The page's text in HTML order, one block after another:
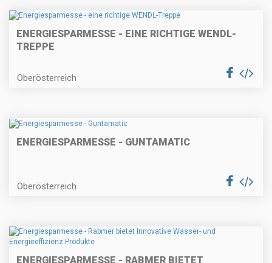
ENERGIESPARMESSE - EINE RICHTIGE WENDL-
TREPPE
Oberösterreich
ENERGIESPARMESSE - GUNTAMATIC
Oberösterreich
ENERGIESPARMESSE - RABMER BIETET